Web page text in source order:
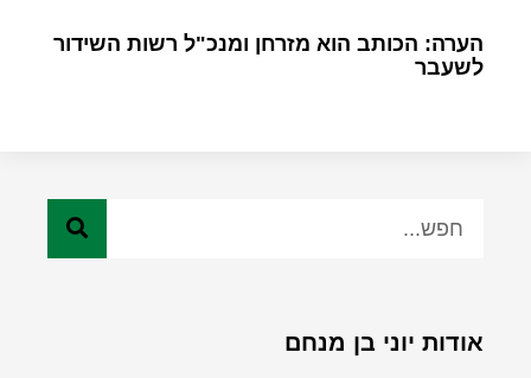
הערה: הכותב הוא מזרחן ומנכ"ל רשות השידור
לשעבר
אודות יוני בן מנחם